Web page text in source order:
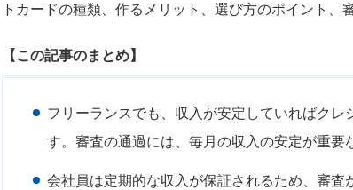
トカードの種類、作るメリット、選び方のポイント、
【この記事のまとめ】
フリーランスでも、収入が安定していればクレ
す。審査の通過には、毎月の収入の安定が重要
会社員は定期的な収入が保証されるため、審査